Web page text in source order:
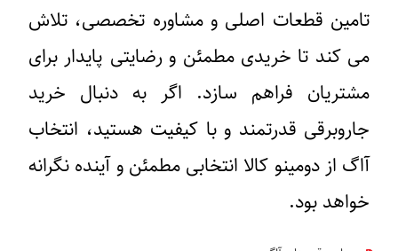
تامین قطعات اصلی و مشاوره تخصصی، تلاش
می کند تا خریدی مطمئن و رضایتی پایدار برای
مشتریان فراهم سازد. اگر به ‌دنبال خرید
جاروبرقی قدرتمند و با کیفیت هستید، انتخاب
آاگ از دومینو کالا انتخابی مطمئن و آینده‌ نگرانه
خواهد بود.